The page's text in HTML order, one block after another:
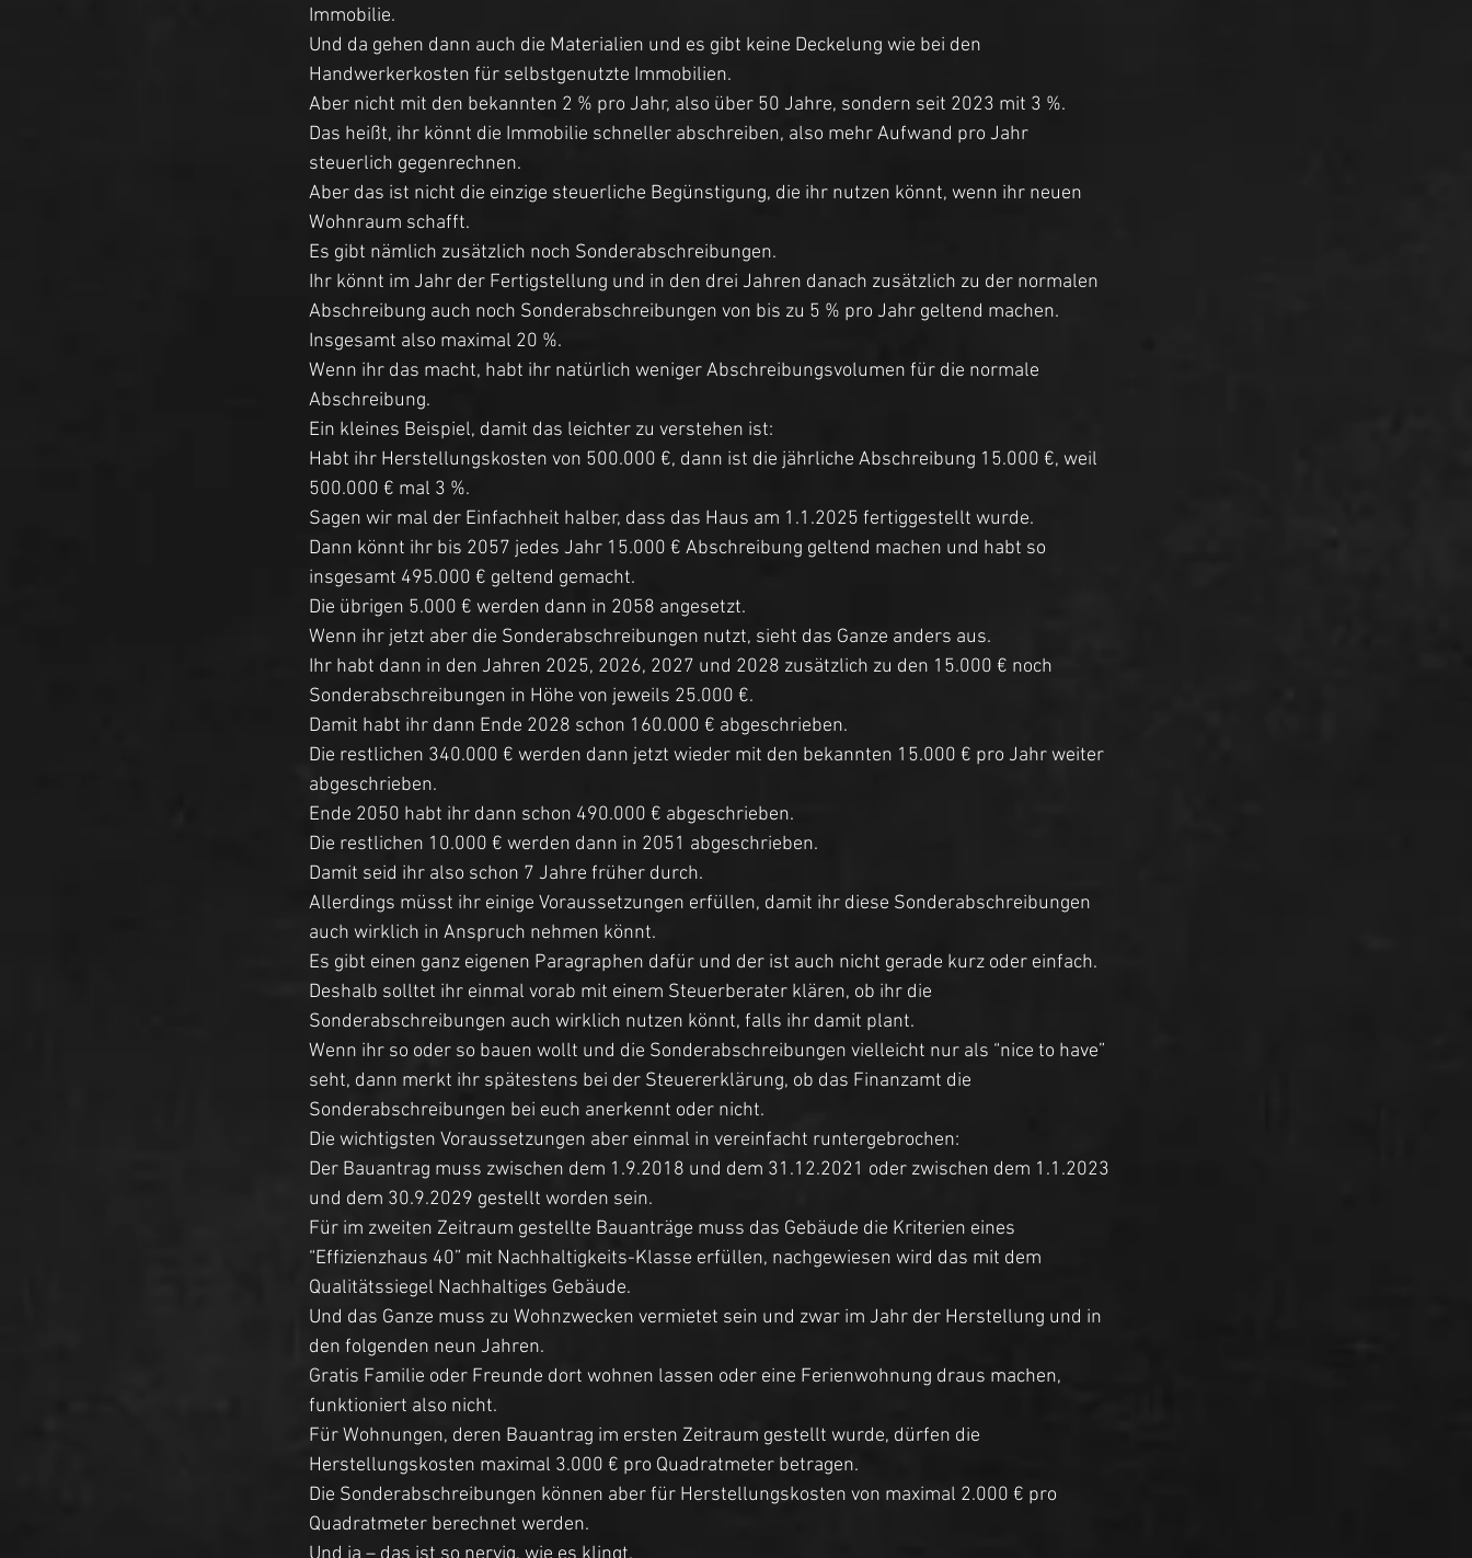
Immobilie.
Und da gehen dann auch die Materialien und es gibt keine Deckelung wie bei den
Handwerkerkosten für selbstgenutzte Immobilien.
Aber nicht mit den bekannten 2 % pro Jahr, also über 50 Jahre, sondern seit 2023 mit 3 %.
Das heißt, ihr könnt die Immobilie schneller abschreiben, also mehr Aufwand pro Jahr
steuerlich gegenrechnen.
Aber das ist nicht die einzige steuerliche Begünstigung, die ihr nutzen könnt, wenn ihr neuen
Wohnraum schafft.
Es gibt nämlich zusätzlich noch Sonderabschreibungen.
Ihr könnt im Jahr der Fertigstellung und in den drei Jahren danach zusätzlich zu der normalen
Abschreibung auch noch Sonderabschreibungen von bis zu 5 % pro Jahr geltend machen.
Insgesamt also maximal 20 %.
Wenn ihr das macht, habt ihr natürlich weniger Abschreibungsvolumen für die normale
Abschreibung.
Ein kleines Beispiel, damit das leichter zu verstehen ist:
Habt ihr Herstellungskosten von 500.000 €, dann ist die jährliche Abschreibung 15.000 €, weil
500.000 € mal 3 %.
Sagen wir mal der Einfachheit halber, dass das Haus am 1.1.2025 fertiggestellt wurde.
Dann könnt ihr bis 2057 jedes Jahr 15.000 € Abschreibung geltend machen und habt so
insgesamt 495.000 € geltend gemacht.
Die übrigen 5.000 € werden dann in 2058 angesetzt.
Wenn ihr jetzt aber die Sonderabschreibungen nutzt, sieht das Ganze anders aus.
Ihr habt dann in den Jahren 2025, 2026, 2027 und 2028 zusätzlich zu den 15.000 € noch
Sonderabschreibungen in Höhe von jeweils 25.000 €.
Damit habt ihr dann Ende 2028 schon 160.000 € abgeschrieben.
Die restlichen 340.000 € werden dann jetzt wieder mit den bekannten 15.000 € pro Jahr weiter
abgeschrieben.
Ende 2050 habt ihr dann schon 490.000 € abgeschrieben.
Die restlichen 10.000 € werden dann in 2051 abgeschrieben.
Damit seid ihr also schon 7 Jahre früher durch.
Allerdings müsst ihr einige Voraussetzungen erfüllen, damit ihr diese Sonderabschreibungen
auch wirklich in Anspruch nehmen könnt.
Es gibt einen ganz eigenen Paragraphen dafür und der ist auch nicht gerade kurz oder einfach.
Deshalb solltet ihr einmal vorab mit einem Steuerberater klären, ob ihr die
Sonderabschreibungen auch wirklich nutzen könnt, falls ihr damit plant.
Wenn ihr so oder so bauen wollt und die Sonderabschreibungen vielleicht nur als “nice to have”
seht, dann merkt ihr spätestens bei der Steuererklärung, ob das Finanzamt die
Sonderabschreibungen bei euch anerkennt oder nicht.
Die wichtigsten Voraussetzungen aber einmal in vereinfacht runtergebrochen:
Der Bauantrag muss zwischen dem 1.9.2018 und dem 31.12.2021 oder zwischen dem 1.1.2023
und dem 30.9.2029 gestellt worden sein.
Für im zweiten Zeitraum gestellte Bauanträge muss das Gebäude die Kriterien eines
“Effizienzhaus 40” mit Nachhaltigkeits-Klasse erfüllen, nachgewiesen wird das mit dem
Qualitätssiegel Nachhaltiges Gebäude.
Und das Ganze muss zu Wohnzwecken vermietet sein und zwar im Jahr der Herstellung und in
den folgenden neun Jahren.
Gratis Familie oder Freunde dort wohnen lassen oder eine Ferienwohnung draus machen,
funktioniert also nicht.
Für Wohnungen, deren Bauantrag im ersten Zeitraum gestellt wurde, dürfen die
Herstellungskosten maximal 3.000 € pro Quadratmeter betragen.
Die Sonderabschreibungen können aber für Herstellungskosten von maximal 2.000 € pro
Quadratmeter berechnet werden.